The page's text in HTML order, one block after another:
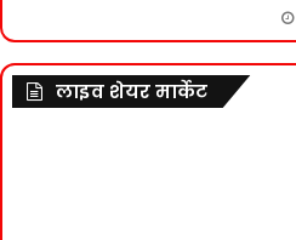
लाइव शेयर मार्केट